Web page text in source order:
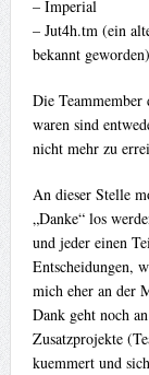
– Imperial
– Jut4h.tm (ein
bekannt geworden)
Die Teammember
waren sind
nicht mehr zu
An dieser Stelle
„Danke“ los
und jeder einen
Entscheidungen,
mich eher an der
Dank geht noch an
Zusatzprojekte
kuemmert und